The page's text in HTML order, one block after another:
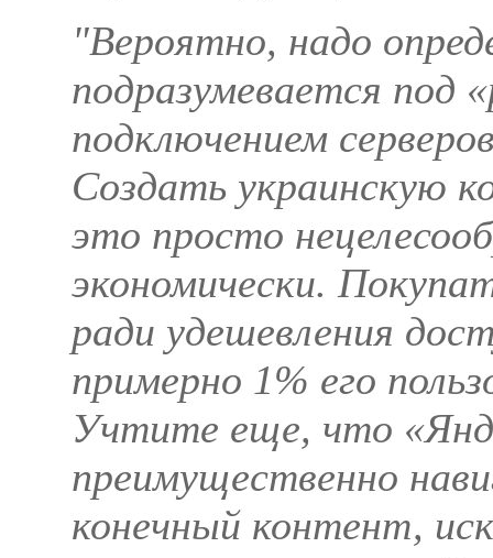
"Вероятно, надо
подразумевается под
подключением
Создать украинскую
это просто
экономически.
ради удешевления
примерно 1% его
Учтите еще, что
преимущественно
конечный контент,